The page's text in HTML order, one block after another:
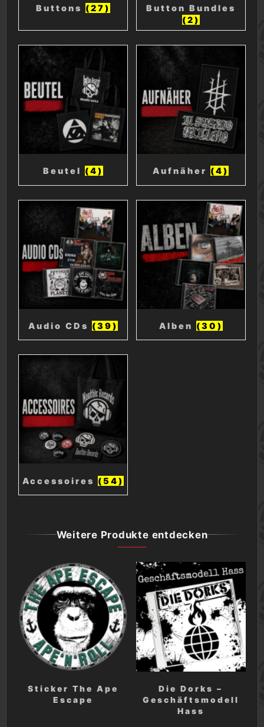
Buttons (27)
Button Bundles
(2)
Beutel (4) Aufnäher (4)
Audio CDs (39) Alben (30)
Accessoires (54)
Weitere Produkte entdecken
Sticker The Ape
Escape
Die Dorks –
Geschäftsmodell
Hass